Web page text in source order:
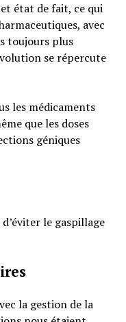
état de fait, ce qui
avec
toujours plus
se répercute
les médicaments
que les doses
géniques
le gaspillage
la gestion de la